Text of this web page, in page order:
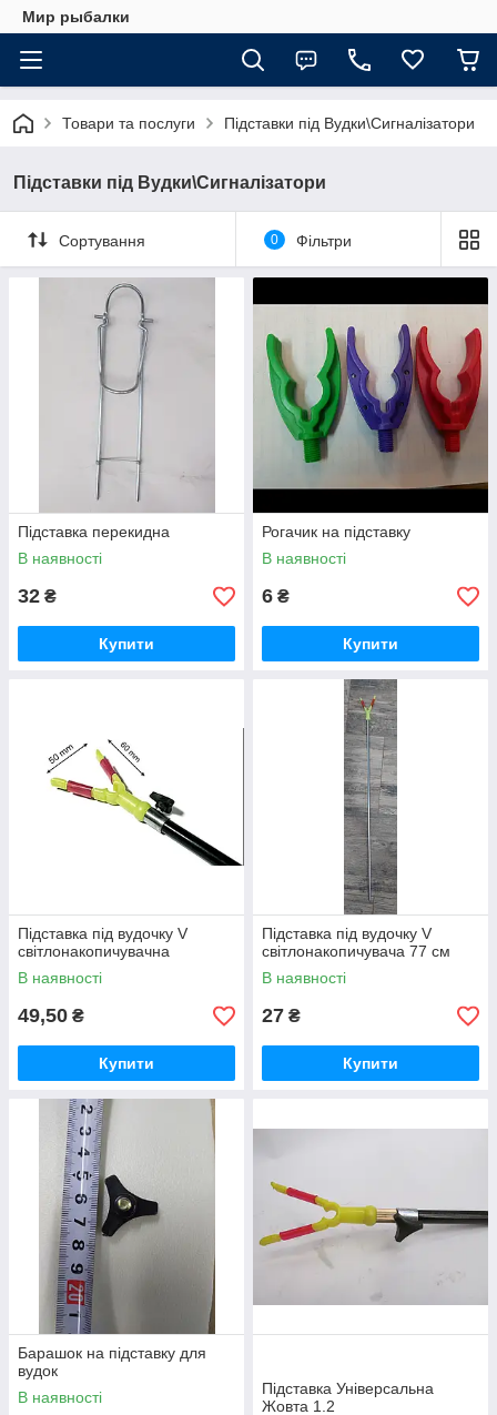
Мир рыбалки
Товари та послуги Підставки під Вудки\Сигналізатори
Підставки під Вудки\Сигналізатори
Сортування 0 Фільтри
Підставка перекидна
В наявності
32 ₴
Купити
Рогачик на підставку
В наявності
6 ₴
Купити
Підставка під вудочку V
світлонакопичувачна
В наявності
49,50 ₴
Купити
Підставка під вудочку V
світлонакопичувача 77 см
В наявності
27 ₴
Купити
Барашок на підставку для
вудок
В наявності
Підставка Універсальна
Жовта 1.2